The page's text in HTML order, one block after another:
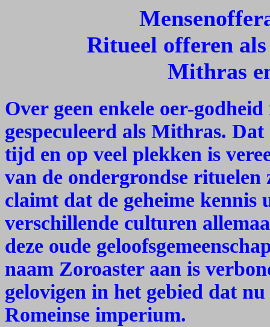
Ritueel offeren
Mithras
Over geen enkele oer-godheid
gespeculeerd als Mithras.
tijd en op veel plekken is
van de ondergrondse
claimt dat de geheime kennis
verschillende culturen
deze oude
naam Zoroaster aan is
gelovigen in het gebied dat
Romeinse imperium.